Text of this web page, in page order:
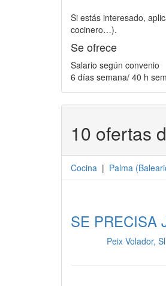
Si estás interesado,
cocinero…).
Se ofrece
Salario según convenio
6 días semana/ 40 h
10 ofertas
Cocina | Palma (
SE PRECISA
Peix Volador, Sl